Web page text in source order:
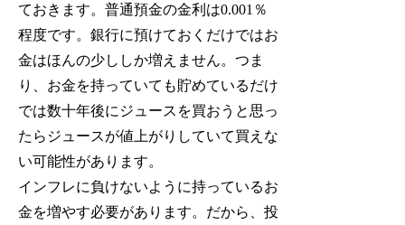
ておきます。普通預金の金利は0.001％
程度です。銀行に預けておくだけではお
金はほんの少ししか増えません。つま
り、お金を持っていても貯めているだけ
では数十年後にジュースを買おうと思っ
たらジュースが値上がりしていて買えな
い可能性があります。
インフレに負けないように持っているお
金を増やす必要があります。だから、投